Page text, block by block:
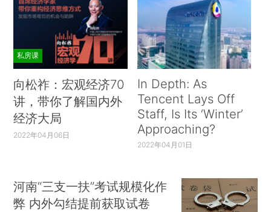
私房课
向松祚：宏观经济70
讲，带你了解国内外
经济大局
2022年04月06日
In Depth: As
Tencent Lays Off
Staff, Is Its ‘Winter’
Approaching?
2022年04月01日
河南“三支一扶”考试规模化作
弊 内外勾结提前获取试卷